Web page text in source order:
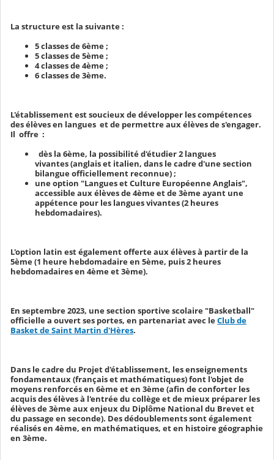
La structure est la suivante :
5 classes de 6ème ;
5 classes de 5ème ;
4 classes de 4ème ;
6 classes de 3ème.
L'établissement est soucieux de développer les compétences
des élèves en langues et de permettre aux élèves de s'engager.
Il offre :
dès la 6ème, la possibilité d'étudier 2 langues
vivantes (anglais et italien, dans le cadre d'une section
bilangue officiellement reconnue) ;
une option "Langues et Culture Européenne Anglais",
accessible aux élèves de 4ème et de 3ème ayant une
appétence pour les langues vivantes (2 heures
hebdomadaires).
L'option latin est également offerte aux élèves à partir de la
5ème (1 heure hebdomadaire en 5ème, puis 2 heures
hebdomadaires en 4ème et 3ème).
En septembre 2023, une section sportive scolaire "Basketball"
officielle a ouvert ses portes, en partenariat avec leClub de
Basket de Saint Martin d'Hères.
Dans le cadre du Projet d'établissement, les enseignements
fondamentaux (français et mathématiques) font l'objet de
moyens renforcés en 6ème et en 3ème (afin de conforter les
acquis des élèves à l'entrée du collège et de mieux préparer les
élèves de 3ème aux enjeux du Diplôme National du Brevet et
du passage en seconde). Des dédoublements sont également
réalisés en 4ème, en mathématiques, et en histoire géographie
en 3ème.